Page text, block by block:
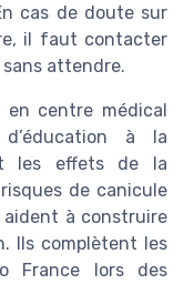
cas de doute sur
il faut contacter
sans attendre.
en centre médical
à la
les effets de la
de canicule
aident à construire
Ils complètent les
France lors des